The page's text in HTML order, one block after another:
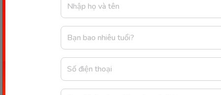
Hủ tiếu
1 quả lê
30g thịt nạc
Sữa chua 1 hộp
Cơm trắng